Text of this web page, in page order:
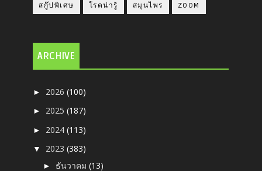
สกู๊ปพิเศษ โรคน่ารู้ สมุนไพร ZOOM
ARCHIVE
► 2026(100)
► 2025(187)
► 2024(113)
▼ 2023(383)
► ธันวาคม(13)